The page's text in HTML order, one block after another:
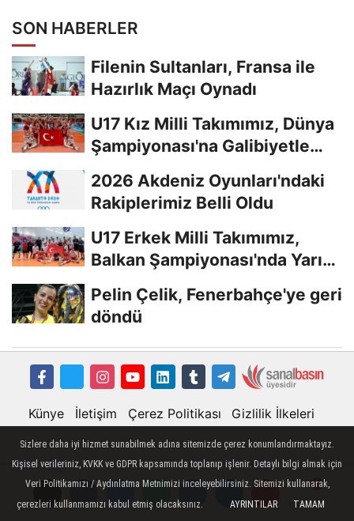
Yorumlar
Yorumlar
Yorumlar
SON HABERLER
Filenin Sultanları, Fransa ile
Hazırlık Maçı Oynadı
U17 Kız Milli Takımımız, Dünya
Şampiyonası'na Galibiyetle
2026 Akdeniz Oyunları'ndaki
Rakiplerimiz Belli Oldu
U17 Erkek Milli Takımımız,
Balkan Şampiyonası'nda Yarı
Pelin Çelik, Fenerbahçe'ye geri
döndü
Künye İletişim Çerez Politikası Gizlilik İlkeleri
Sizlere daha iyi hizmet sunabilmek adına sitemizde çerez konumlandırmaktayız.
Kişisel verileriniz, KVKK ve GDPR kapsamında toplanıp işlenir. Detaylı bilgi almak için
Veri Politikamızı / Aydınlatma Metnimizi inceleyebilirsiniz. Sitemizi kullanarak,
çerezleri kullanmamızı kabul etmiş olacaksınız.
AYRINTILAR TAMAM